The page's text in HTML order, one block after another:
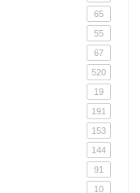
65
55
67
520
19
191
153
144
91
10